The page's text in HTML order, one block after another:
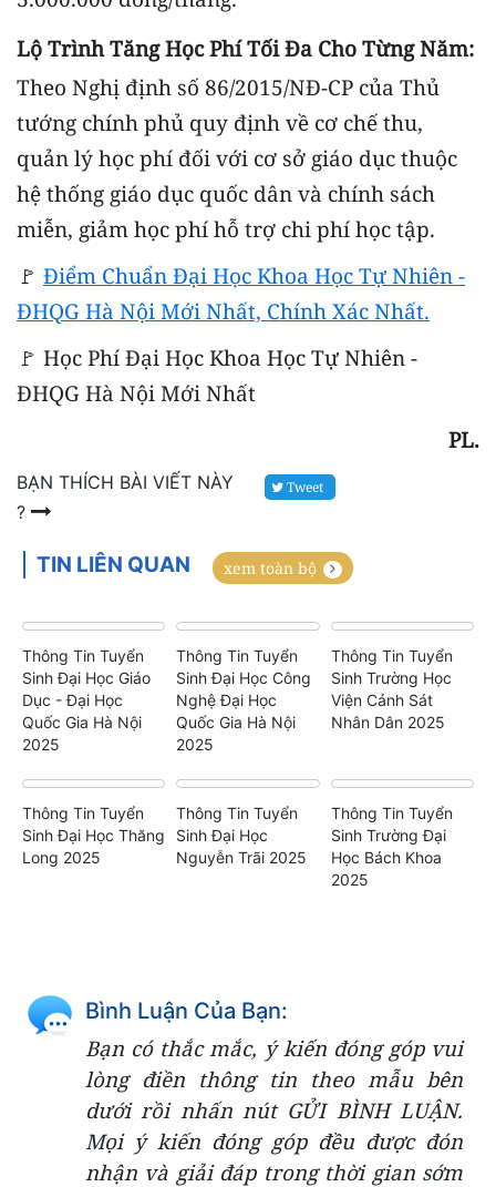
Lộ Trình Tăng Học Phí Tối Đa Cho Từng Năm:
Theo Nghị định số 86/2015/NĐ-CP của Thủ
tướng chính phủ quy định về cơ chế thu,
quản lý học phí đối với cơ sở giáo dục thuộc
hệ thống giáo dục quốc dân và chính sách
miễn, giảm học phí hỗ trợ chi phí học tập.
🚩 Điểm Chuẩn Đại Học Khoa Học Tự Nhiên -
ĐHQG Hà Nội Mới Nhất, Chính Xác Nhất.
🚩 Học Phí Đại Học Khoa Học Tự Nhiên -
ĐHQG Hà Nội Mới Nhất
PL.
BẠN THÍCH BÀI VIẾT NÀY
?
Tweet
TIN LIÊN QUAN xem toàn bộ
Thông Tin Tuyển
Sinh Đại Học Giáo
Dục - Đại Học
Quốc Gia Hà Nội
2025
Thông Tin Tuyển
Sinh Đại Học Công
Nghệ Đại Học
Quốc Gia Hà Nội
2025
Thông Tin Tuyển
Sinh Trường Học
Viện Cảnh Sát
Nhân Dân 2025
Thông Tin Tuyển
Sinh Đại Học Thăng
Long 2025
Thông Tin Tuyển
Sinh Đại Học
Nguyễn Trãi 2025
Thông Tin Tuyển
Sinh Trường Đại
Học Bách Khoa
2025
Bình Luận Của Bạn:
Bạn có thắc mắc, ý kiến đóng góp vui
lòng điền thông tin theo mẫu bên
dưới rồi nhấn nút GỬI BÌNH LUẬN.
Mọi ý kiến đóng góp đều được đón
nhận và giải đáp trong thời gian sớm